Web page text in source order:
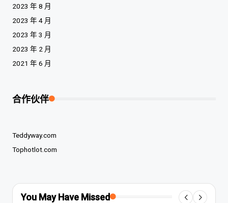
2023 年 8 月
2023 年 4 月
2023 年 3 月
2023 年 2 月
2021 年 6 月
合作伙伴
Teddyway.com
Tophotlot.com
You May Have Missed